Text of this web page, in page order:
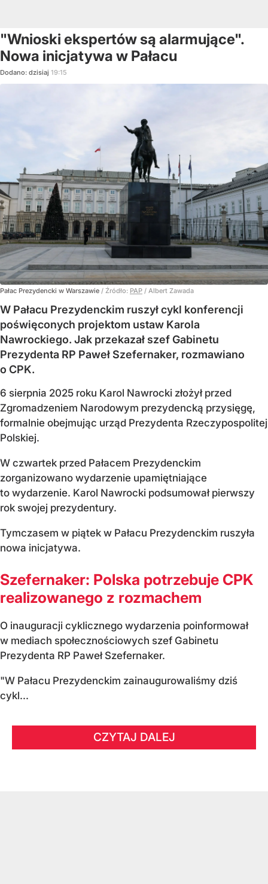
"Wnioski ekspertów są alarmujące".
Nowa inicjatywa w Pałacu
Dodano: dzisiaj 19:15
Pałac Prezydencki w Warszawie / Źródło: PAP / Albert Zawada
W Pałacu Prezydenckim ruszył cykl konferencji
poświęconych projektom ustaw Karola
Nawrockiego. Jak przekazał szef Gabinetu
Prezydenta RP Paweł Szefernaker, rozmawiano
o CPK.
6 sierpnia 2025 roku Karol Nawrocki złożył przed
Zgromadzeniem Narodowym prezydencką przysięgę,
formalnie obejmując urząd Prezydenta Rzeczypospolitej
Polskiej.
W czwartek przed Pałacem Prezydenckim
zorganizowano wydarzenie upamiętniające
to wydarzenie. Karol Nawrocki podsumował pierwszy
rok swojej prezydentury.
Tymczasem w piątek w Pałacu Prezydenckim ruszyła
nowa inicjatywa.
Szefernaker: Polska potrzebuje CPK
realizowanego z rozmachem
O inauguracji cyklicznego wydarzenia poinformował
w mediach społecznościowych szef Gabinetu
Prezydenta RP Paweł Szefernaker.
"W Pałacu Prezydenckim zainaugurowaliśmy dziś
cykl...
CZYTAJ DALEJ